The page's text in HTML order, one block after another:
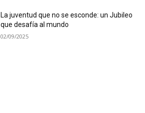
La juventud que no se esconde: un Jubileo
que desafía al mundo
02/09/2025